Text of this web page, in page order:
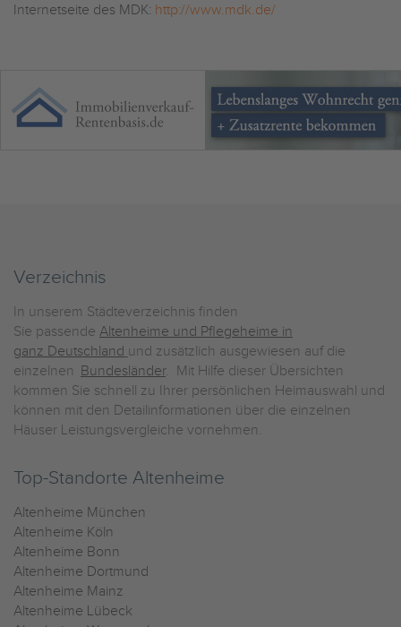
Internetseite des MDK: http://www.mdk.de/
Verzeichnis
In unserem Städteverzeichnis finden
Sie passende Altenheime und Pflegeheime in
ganz Deutschland und zusätzlich ausgewiesen auf die
einzelnen Bundesländer. Mit Hilfe dieser Übersichten
kommen Sie schnell zu Ihrer persönlichen Heimauswahl und
können mit den Detailinformationen über die einzelnen
Häuser Leistungsvergleiche vornehmen.
Top-Standorte Altenheime
Altenheime München
Altenheime Köln
Altenheime Bonn
Altenheime Dortmund
Altenheime Mainz
Altenheime Lübeck